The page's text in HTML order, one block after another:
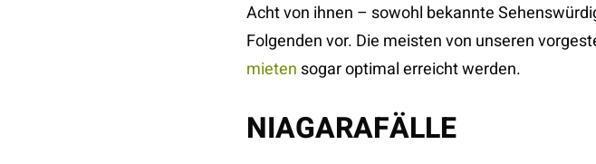
Acht von ihnen – sowohl bekannte
Folgenden vor. Die meisten von unseren
mieten sogar optimal erreicht werden.
NIAGARAFÄLLE